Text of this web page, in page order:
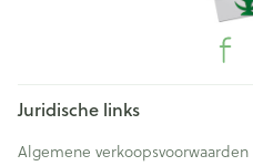
Juridische links
Algemene verkoopsvoorwaarden